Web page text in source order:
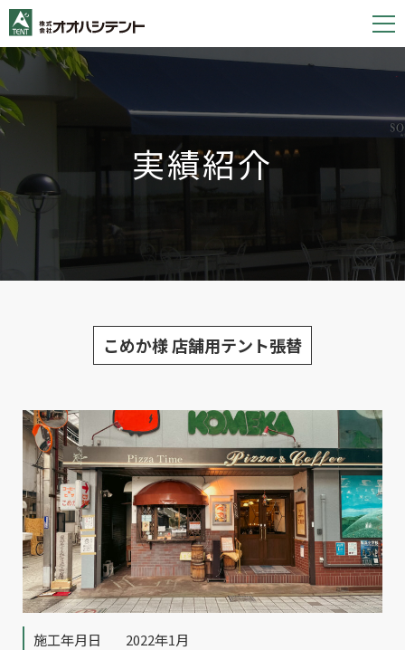
i
p
t
o
o
n
t
実績紹介
こめか様 店舗用テント張替
施工年月日
2022年1月